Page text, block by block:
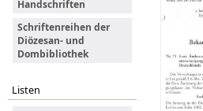
Handschriften
Schriftenreihen der
Diözesan- und
Dombibliothek
Listen